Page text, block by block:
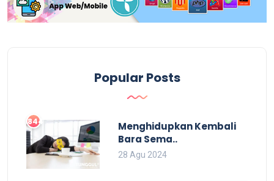
Popular Posts
844
Menghidupkan Kembali
Bara Sema..
28 Agu 2024